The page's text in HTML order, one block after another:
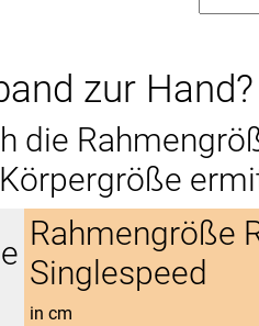
zur Hand?
die
Rahmengröße
Singlespeed
in cm